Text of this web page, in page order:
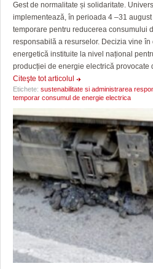
Gest de normalitate și solidaritate.
implementează, în perioada 4 –31
temporare pentru reducerea consumului
responsabilă a resurselor. Decizia vine
energetică instituite la nivel național
producției de energie electrică provocate
Citeşte tot articolul
Etichete: sustenabilitate si administrarea
temporar consumul de energie electrica